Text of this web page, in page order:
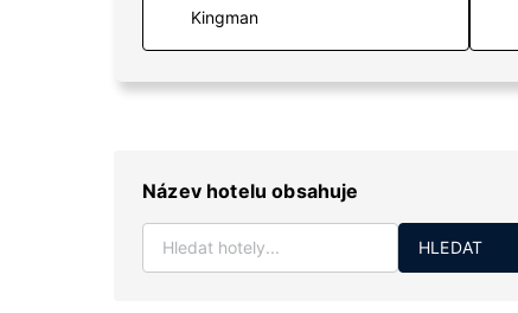
Název hotelu obsahuje
HLEDAT